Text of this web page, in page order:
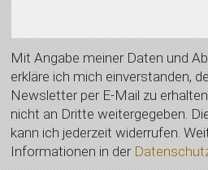
Mit Angabe meiner Daten und
erkläre ich mich einverstanden,
Newsletter per E-Mail zu
nicht an Dritte weitergegeben.
kann ich jederzeit widerrufen.
Informationen in der